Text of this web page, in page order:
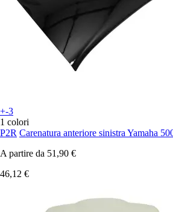
+-3
1 colori
P2R Carenatura anteriore sinistra Yamaha
A partire da 51,90 €
46,12 €